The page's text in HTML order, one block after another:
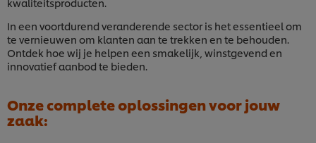
kwaliteitsproducten.
In een voortdurend veranderende sector is het essentieel om
te vernieuwen om klanten aan te trekken en te behouden.
Ontdek hoe wij je helpen een smakelijk, winstgevend en
innovatief aanbod te bieden.
Onze complete oplossingen voor jouw
zaak: